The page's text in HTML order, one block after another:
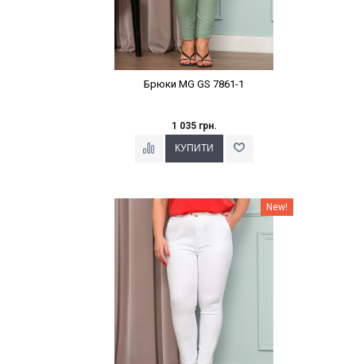
Брюки MG GS 7861-1
1 035 грн.
Наклейки Варіант з % New!